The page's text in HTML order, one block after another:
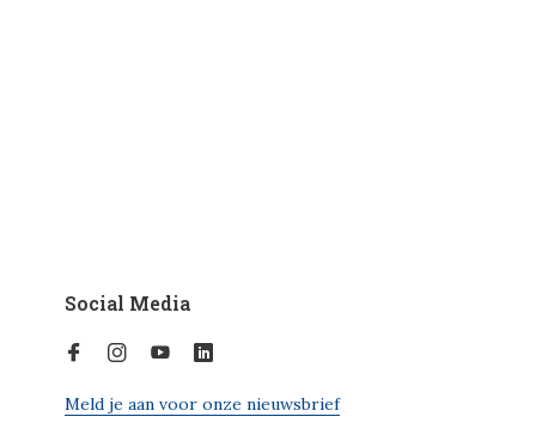
Social Media
Meld je aan voor onze nieuwsbrief